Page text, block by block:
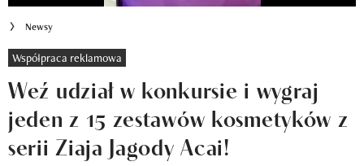
Klub Recenzentki
Newsy
Newsletter
Wizaz Summer Influ School
Newsy
Współpraca reklamowa
Weź udział w konkursie i wygraj
jeden z 15 zestawów kosmetyków z
serii Ziaja Jagody Acai!